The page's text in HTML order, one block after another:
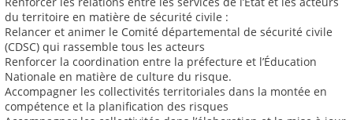
du territoire en matière de sécurité civile :
Relancer et animer le Comité départemental de sécurité civile
(CDSC) qui rassemble tous les acteurs
Renforcer la coordination entre la préfecture et l’Éducation
Nationale en matière de culture du risque.
Accompagner les collectivités territoriales dans la montée en
compétence et la planification des risques